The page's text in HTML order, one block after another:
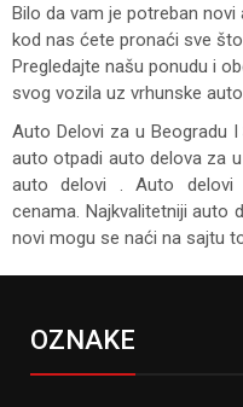
Bilo da vam je potreban novi
kod nas ćete pronaći sve
Pregledajte našu ponudu i
svog vozila uz vrhunske
Auto Delovi za u Beogradu
auto otpadi auto delova za
auto delovi . Auto delovi
cenama. Najkvalitetniji auto
novi mogu se naći na sajtu
OZNAKE